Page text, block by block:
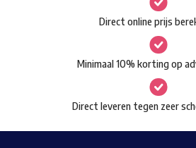
Waar ben je naar op zoek?
gekozen
worden
op
de
Direct online prijs
Minimaal 10% korting op
Direct leveren tegen zeer